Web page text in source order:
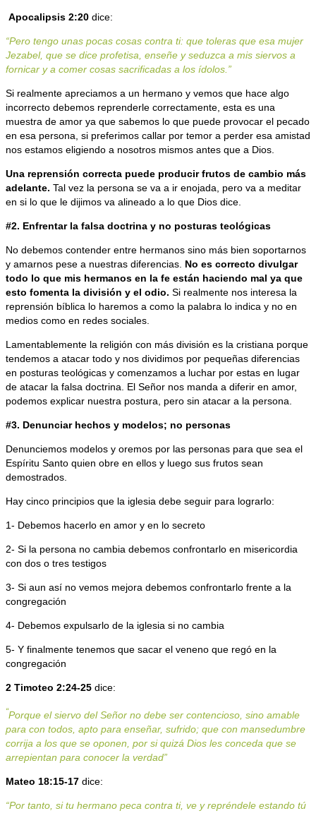
Apocalipsis 2:20 dice:
“Pero tengo unas pocas cosas contra ti: que toleras que esa mujer
Jezabel, que se dice profetisa, enseñe y seduzca a mis siervos a
fornicar y a comer cosas sacrificadas a los ídolos.”
Si realmente apreciamos a un hermano y vemos que hace algo
incorrecto debemos reprenderle correctamente, esta es una
muestra de amor ya que sabemos lo que puede provocar el pecado
en esa persona, si preferimos callar por temor a perder esa amistad
nos estamos eligiendo a nosotros mismos antes que a Dios.
Una reprensión correcta puede producir frutos de cambio más
adelante. Tal vez la persona se va a ir enojada, pero va a meditar
en si lo que le dijimos va alineado a lo que Dios dice.
#2. Enfrentar la falsa doctrina y no posturas teológicas
No debemos contender entre hermanos sino más bien soportarnos
y amarnos pese a nuestras diferencias. No es correcto divulgar
todo lo que mis hermanos en la fe están haciendo mal ya que
esto fomenta la división y el odio. Si realmente nos interesa la
reprensión bíblica lo haremos a como la palabra lo indica y no en
medios como en redes sociales.
Lamentablemente la religión con más división es la cristiana porque
tendemos a atacar todo y nos dividimos por pequeñas diferencias
en posturas teológicas y comenzamos a luchar por estas en lugar
de atacar la falsa doctrina. El Señor nos manda a diferir en amor,
podemos explicar nuestra postura, pero sin atacar a la persona.
#3. Denunciar hechos y modelos; no personas
Denunciemos modelos y oremos por las personas para que sea el
Espíritu Santo quien obre en ellos y luego sus frutos sean
demostrados.
Hay cinco principios que la iglesia debe seguir para lograrlo:
1- Debemos hacerlo en amor y en lo secreto
2- Si la persona no cambia debemos confrontarlo en misericordia
con dos o tres testigos
3- Si aun así no vemos mejora debemos confrontarlo frente a la
congregación
4- Debemos expulsarlo de la iglesia si no cambia
5- Y finalmente tenemos que sacar el veneno que regó en la
congregación
2 Timoteo 2:24-25 dice:
“Porque el siervo del Señor no debe ser contencioso, sino amable
para con todos, apto para enseñar, sufrido; que con mansedumbre
corrija a los que se oponen, por si quizá Dios les conceda que se
arrepientan para conocer la verdad”
Mateo 18:15-17 dice:
“Por tanto, si tu hermano peca contra ti, ve y repréndele estando tú